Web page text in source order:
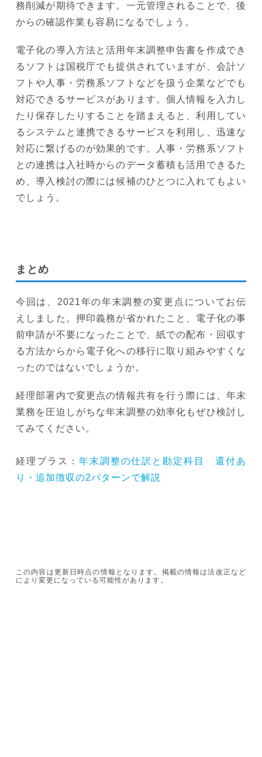
務削減が期待できます。一元管理されることで、後
からの確認作業も容易になるでしょう。
電子化の導入方法と活用年末調整申告書を作成でき
るソフトは国税庁でも提供されていますが、会計ソ
フトや人事・労務系ソフトなどを扱う企業などでも
対応できるサービスがあります。個人情報を入力し
たり保存したりすることを踏まえると、利用してい
るシステムと連携できるサービスを利用し、迅速な
対応に繋げるのが効果的です。人事・労務系ソフト
との連携は入社時からのデータ蓄積も活用できるた
め、導入検討の際には候補のひとつに入れてもよい
でしょう。
まとめ
今回は、2021年の年末調整の変更点についてお伝
えしました。押印義務が省かれたこと、電子化の事
前申請が不要になったことで、紙での配布・回収す
る方法からから電子化への移行に取り組みやすくな
ったのではないでしょうか。
経理部署内で変更点の情報共有を行う際には、年末
業務を圧迫しがちな年末調整の効率化もぜひ検討し
てみてください。
経理プラス： 年末調整の仕訳と勘定科目 還付あ
り・追加徴収の2パターンで解説
この内容は更新日時点の情報となります。掲載の情報は法改正など
により変更になっている可能性があります。